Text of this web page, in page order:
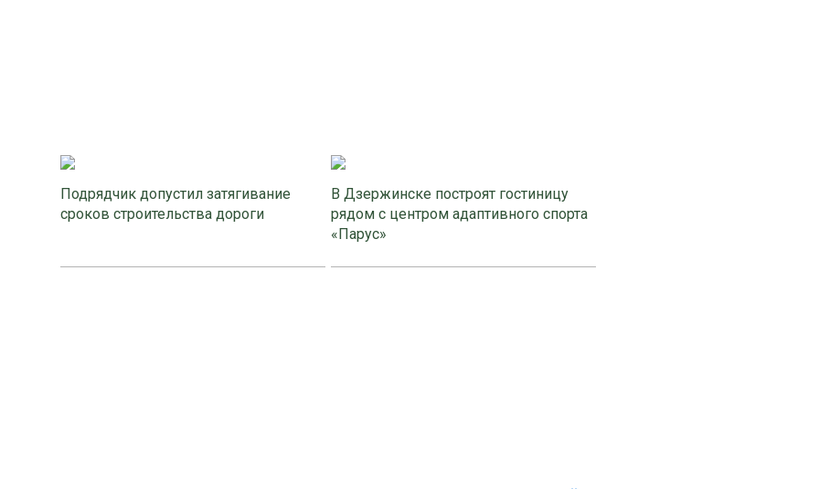
Подрядчик допустил затягивание
сроков строительства дороги
В Дзержинске построят гостиницу
рядом с центром адаптивного спорта
«Парус»